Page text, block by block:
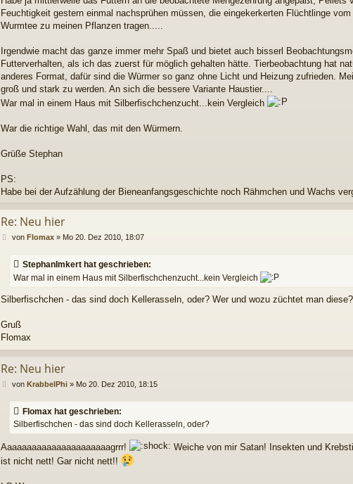
a
g
Feuchtigkeit gestern einmal nachsprühen müssen, die eingekerkerten Flüchtlinge
Wurmtee zu meinen Pflanzen tragen.....
Irgendwie macht das ganze immer mehr Spaß und bietet auch bisserl
Futterverhalten, als ich das zuerst für möglich gehalten hätte. Tierbeobachtung hat
anderes Format, dafür sind die Würmer so ganz ohne Licht und Heizung zufrieden.
groß und stark zu werden. An sich die bessere Variante Haustier....
War mal in einem Haus mit Silberfischchenzucht...kein Vergleich
War die richtige Wahl, das mit den Würmern.
Grüße Stephan
PS:
Habe bei der Aufzählung der Bieneanfangsgeschichte noch Rähmchen und Wachs
Re: Neu hier
B
a
g
von Flomax» Mo 20. Dez 2010, 18:07
StephanImkert hat geschrieben:
War mal in einem Haus mit Silberfischchenzucht...kein Vergleich
Silberfischchen - das sind doch Kellerasseln, oder? Wer und wozu züchtet man
Gruß
Flomax
Re: Neu hier
B
a
g
von KrabbelPhi» Mo 20. Dez 2010, 18:15
Flomax hat geschrieben:
Silberfischchen - das sind doch Kellerasseln, oder?
Aaaaaaaaaaaaaaaaaaaaaagrrr!
Weiche von mir Satan! Insekten und
ist nicht nett! Gar nicht nett!!